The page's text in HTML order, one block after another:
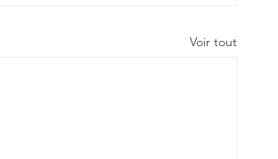
Voir tout